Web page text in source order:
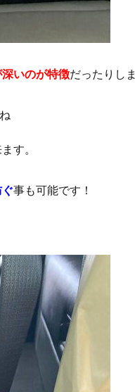
いのが特徴だったりしま
す。
事も可能です！